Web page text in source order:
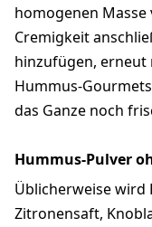
homogenen
Cremigkeit
hinzufügen, erneut
Hummus-
das Ganze noch
Hummus-Pulver
Üblicherweise wird
Zitronensaft,